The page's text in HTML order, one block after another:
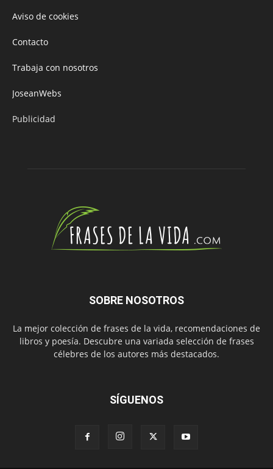
Aviso de cookies
Contacto
Trabaja con nosotros
JoseanWebs
Publicidad
SOBRE NOSOTROS
La mejor colección de frases de la vida, recomendaciones de
libros y poesía. Descubre una variada selección de frases
célebres de los autores más destacados.
SÍGUENOS